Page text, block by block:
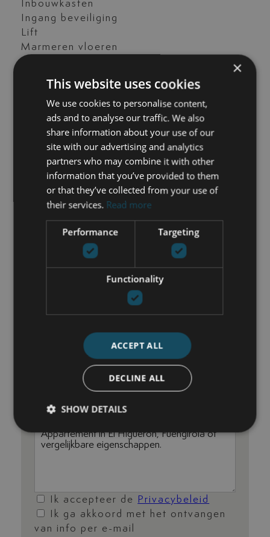
Inbouwkasten
Ingang beveiliging
Lift
Marmeren vloeren
Nieuw
Opslagruimte
Straatbeeld
Uitzicht op het zwembad
airconditioning
vervoer dichtbij
NEEM CONTACT OP
Nick de Wit
+34 744 61 17 23
nick@luxurylivingmarbella.com
Ik accepteer de
Privacybeleid
Ik ga akkoord met het ontvangen
van info per e-mail
×
This website uses cookies
We use cookies to personalise content,
ads and to analyse our traffic. We also
share information about your use of our
site with our advertising and analytics
partners who may combine it with other
information that you’ve provided to them
or that they’ve collected from your use of
their services. Read more
Performance Targeting
Functionality
ACCEPT ALL
DECLINE ALL
SHOW DETAILS